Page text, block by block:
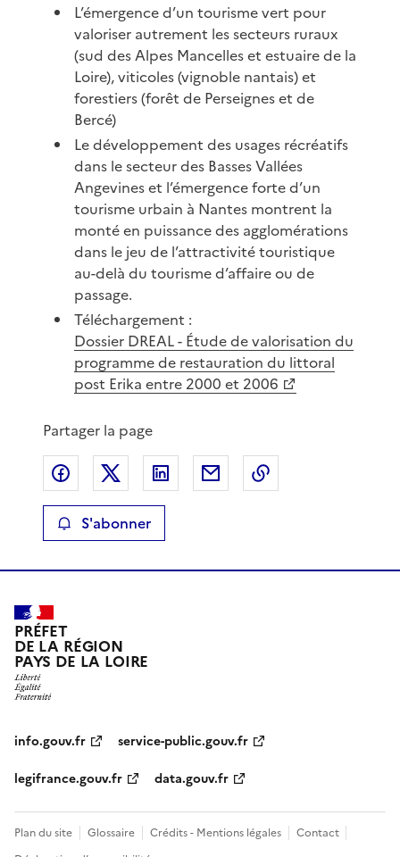
L’émergence d’un tourisme vert pour
valoriser autrement les secteurs ruraux
(sud des Alpes Mancelles et estuaire de la
Loire), viticoles (vignoble nantais) et
forestiers (forêt de Perseignes et de
Bercé)
Le développement des usages récréatifs
dans le secteur des Basses Vallées
Angevines et l’émergence forte d’un
tourisme urbain à Nantes montrent la
monté en puissance des agglomérations
dans le jeu de l’attractivité touristique
au-delà du tourisme d’affaire ou de
passage.
Téléchargement :
Dossier DREAL - Étude de valorisation du
programme de restauration du littoral
post Erika entre 2000 et 2006
Partager la page
Partager sur Facebook
Partager sur XPartager sur LinkedIn
Partager par email
S'abonner
PRÉFET
DE LA RÉGION
PAYS DE LA LOIRE
info.gouv.fr
service-public.gouv.fr
legifrance.gouv.fr
data.gouv.fr
Plan du site Glossaire Crédits - Mentions légales
Contact